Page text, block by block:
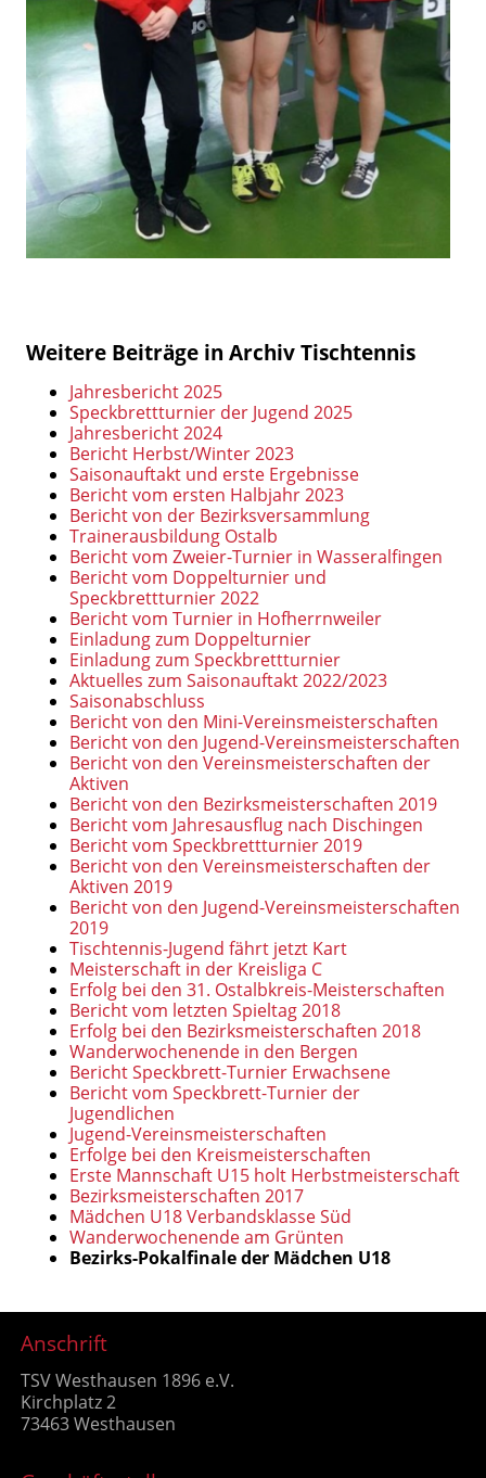
Weitere Beiträge in Archiv Tischtennis
Jahresbericht 2025
Speckbrettturnier der Jugend 2025
Jahresbericht 2024
Bericht Herbst/Winter 2023
Saisonauftakt und erste Ergebnisse
Bericht vom ersten Halbjahr 2023
Bericht von der Bezirksversammlung
Trainerausbildung Ostalb
Bericht vom Zweier-Turnier in Wasseralfingen
Bericht vom Doppelturnier und
Speckbrettturnier 2022
Bericht vom Turnier in Hofherrnweiler
Einladung zum Doppelturnier
Einladung zum Speckbrettturnier
Aktuelles zum Saisonauftakt 2022/2023
Saisonabschluss
Bericht von den Mini-Vereinsmeisterschaften
Bericht von den Jugend-Vereinsmeisterschaften
Bericht von den Vereinsmeisterschaften der
Aktiven
Bericht von den Bezirksmeisterschaften 2019
Bericht vom Jahresausflug nach Dischingen
Bericht vom Speckbrettturnier 2019
Bericht von den Vereinsmeisterschaften der
Aktiven 2019
Bericht von den Jugend-Vereinsmeisterschaften
2019
Tischtennis-Jugend fährt jetzt Kart
Meisterschaft in der Kreisliga C
Erfolg bei den 31. Ostalbkreis-Meisterschaften
Bericht vom letzten Spieltag 2018
Erfolg bei den Bezirksmeisterschaften 2018
Wanderwochenende in den Bergen
Bericht Speckbrett-Turnier Erwachsene
Bericht vom Speckbrett-Turnier der
Jugendlichen
Jugend-Vereinsmeisterschaften
Erfolge bei den Kreismeisterschaften
Erste Mannschaft U15 holt Herbstmeisterschaft
Bezirksmeisterschaften 2017
Mädchen U18 Verbandsklasse Süd
Wanderwochenende am Grünten
Bezirks-Pokalfinale der Mädchen U18
Anschrift
TSV Westhausen 1896 e.V.
Kirchplatz 2
73463 Westhausen